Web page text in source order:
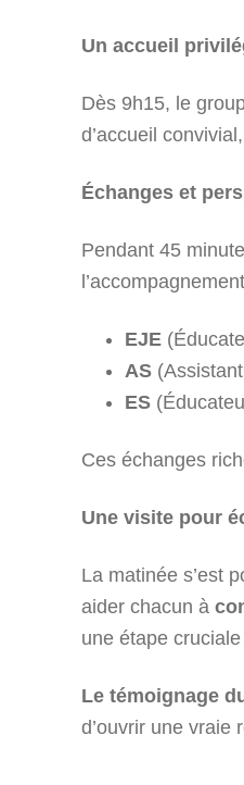
Un accueil
Dès 9h15, le
d’accueil
Échanges et
Pendant 45
EJE
AS
ES
Ces échanges
Une visite pour
La matinée s’est
aider chacun à
une étape
Le témoignage
d’ouvrir une vraie